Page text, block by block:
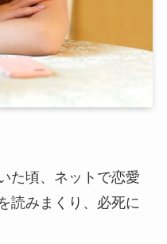
た頃、ネットで恋愛
読みまくり、必死に